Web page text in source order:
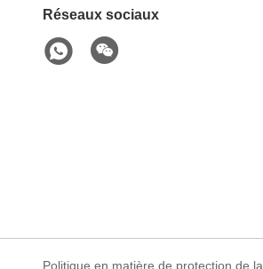
Réseaux sociaux
Politique en matière de protection de la